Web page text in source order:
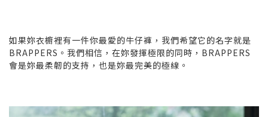
如果妳衣櫥裡有一件你最愛的牛仔褲，我們希望它的名字就是
BRAPPERS。我們相信，在妳發揮極限的同時，BRAPPERS
會是妳最柔韌的支持，也是妳最完美的極線。